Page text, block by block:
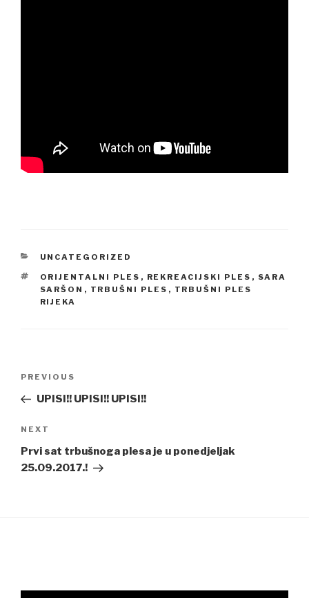
CATEGORIES
UNCATEGORIZED
TAGS
ORIJENTALNI PLES , REKREACIJSKI PLES , SARA
SARŠON , TRBUŠNI PLES , TRBUŠNI PLES
RIJEKA
Previous
Post
PREVIOUS
UPISI!! UPISI!! UPISI!!
Next
Post
NEXT
Prvi sat trbušnoga plesa je u ponedjeljak
25.09.2017.!